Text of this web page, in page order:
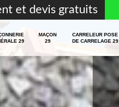
et devis gratuits
29
MAÇON
29
CARRELEUR POSE
DE CARRELAGE 29